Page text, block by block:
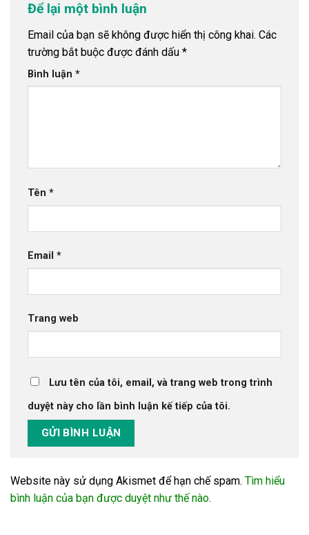
Để lại một bình luận
Email của bạn sẽ không được hiển thị công khai. Các
trường bắt buộc được đánh dấu *
Bình luận *
Tên *
Email *
Trang web
Lưu tên của tôi, email, và trang web trong trình
duyệt này cho lần bình luận kế tiếp của tôi.
Website này sử dụng Akismet để hạn chế spam. Tìm hiểu
bình luận của bạn được duyệt như thế nào.